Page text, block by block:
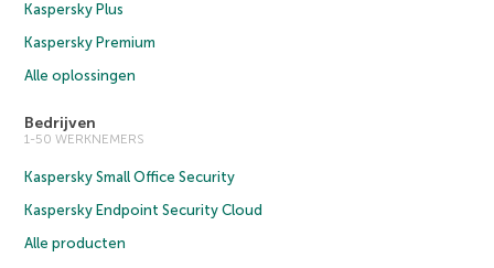
Kaspersky Plus
Kaspersky Premium
Alle oplossingen
Bedrijven
1-50 WERKNEMERS
Kaspersky Small Office Security
Kaspersky Endpoint Security Cloud
Alle producten